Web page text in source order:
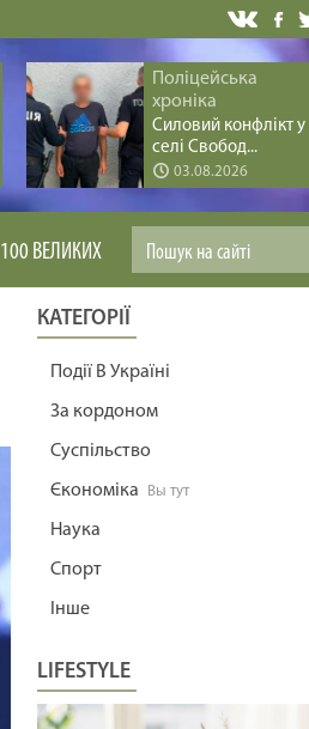
Поліцейська
хроніка
Силовий конфлікт у
селі Свобод...
03.08.2026
100 ВЕЛИКИХ
КАТЕГОРІЇ
Події В Україні
За кордоном
Суспільство
Єкономіка
Наука
Спорт
Інше
LIFESTYLE